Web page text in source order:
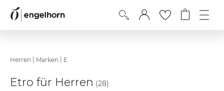
Herren Marken E
Etro für Herren (28)